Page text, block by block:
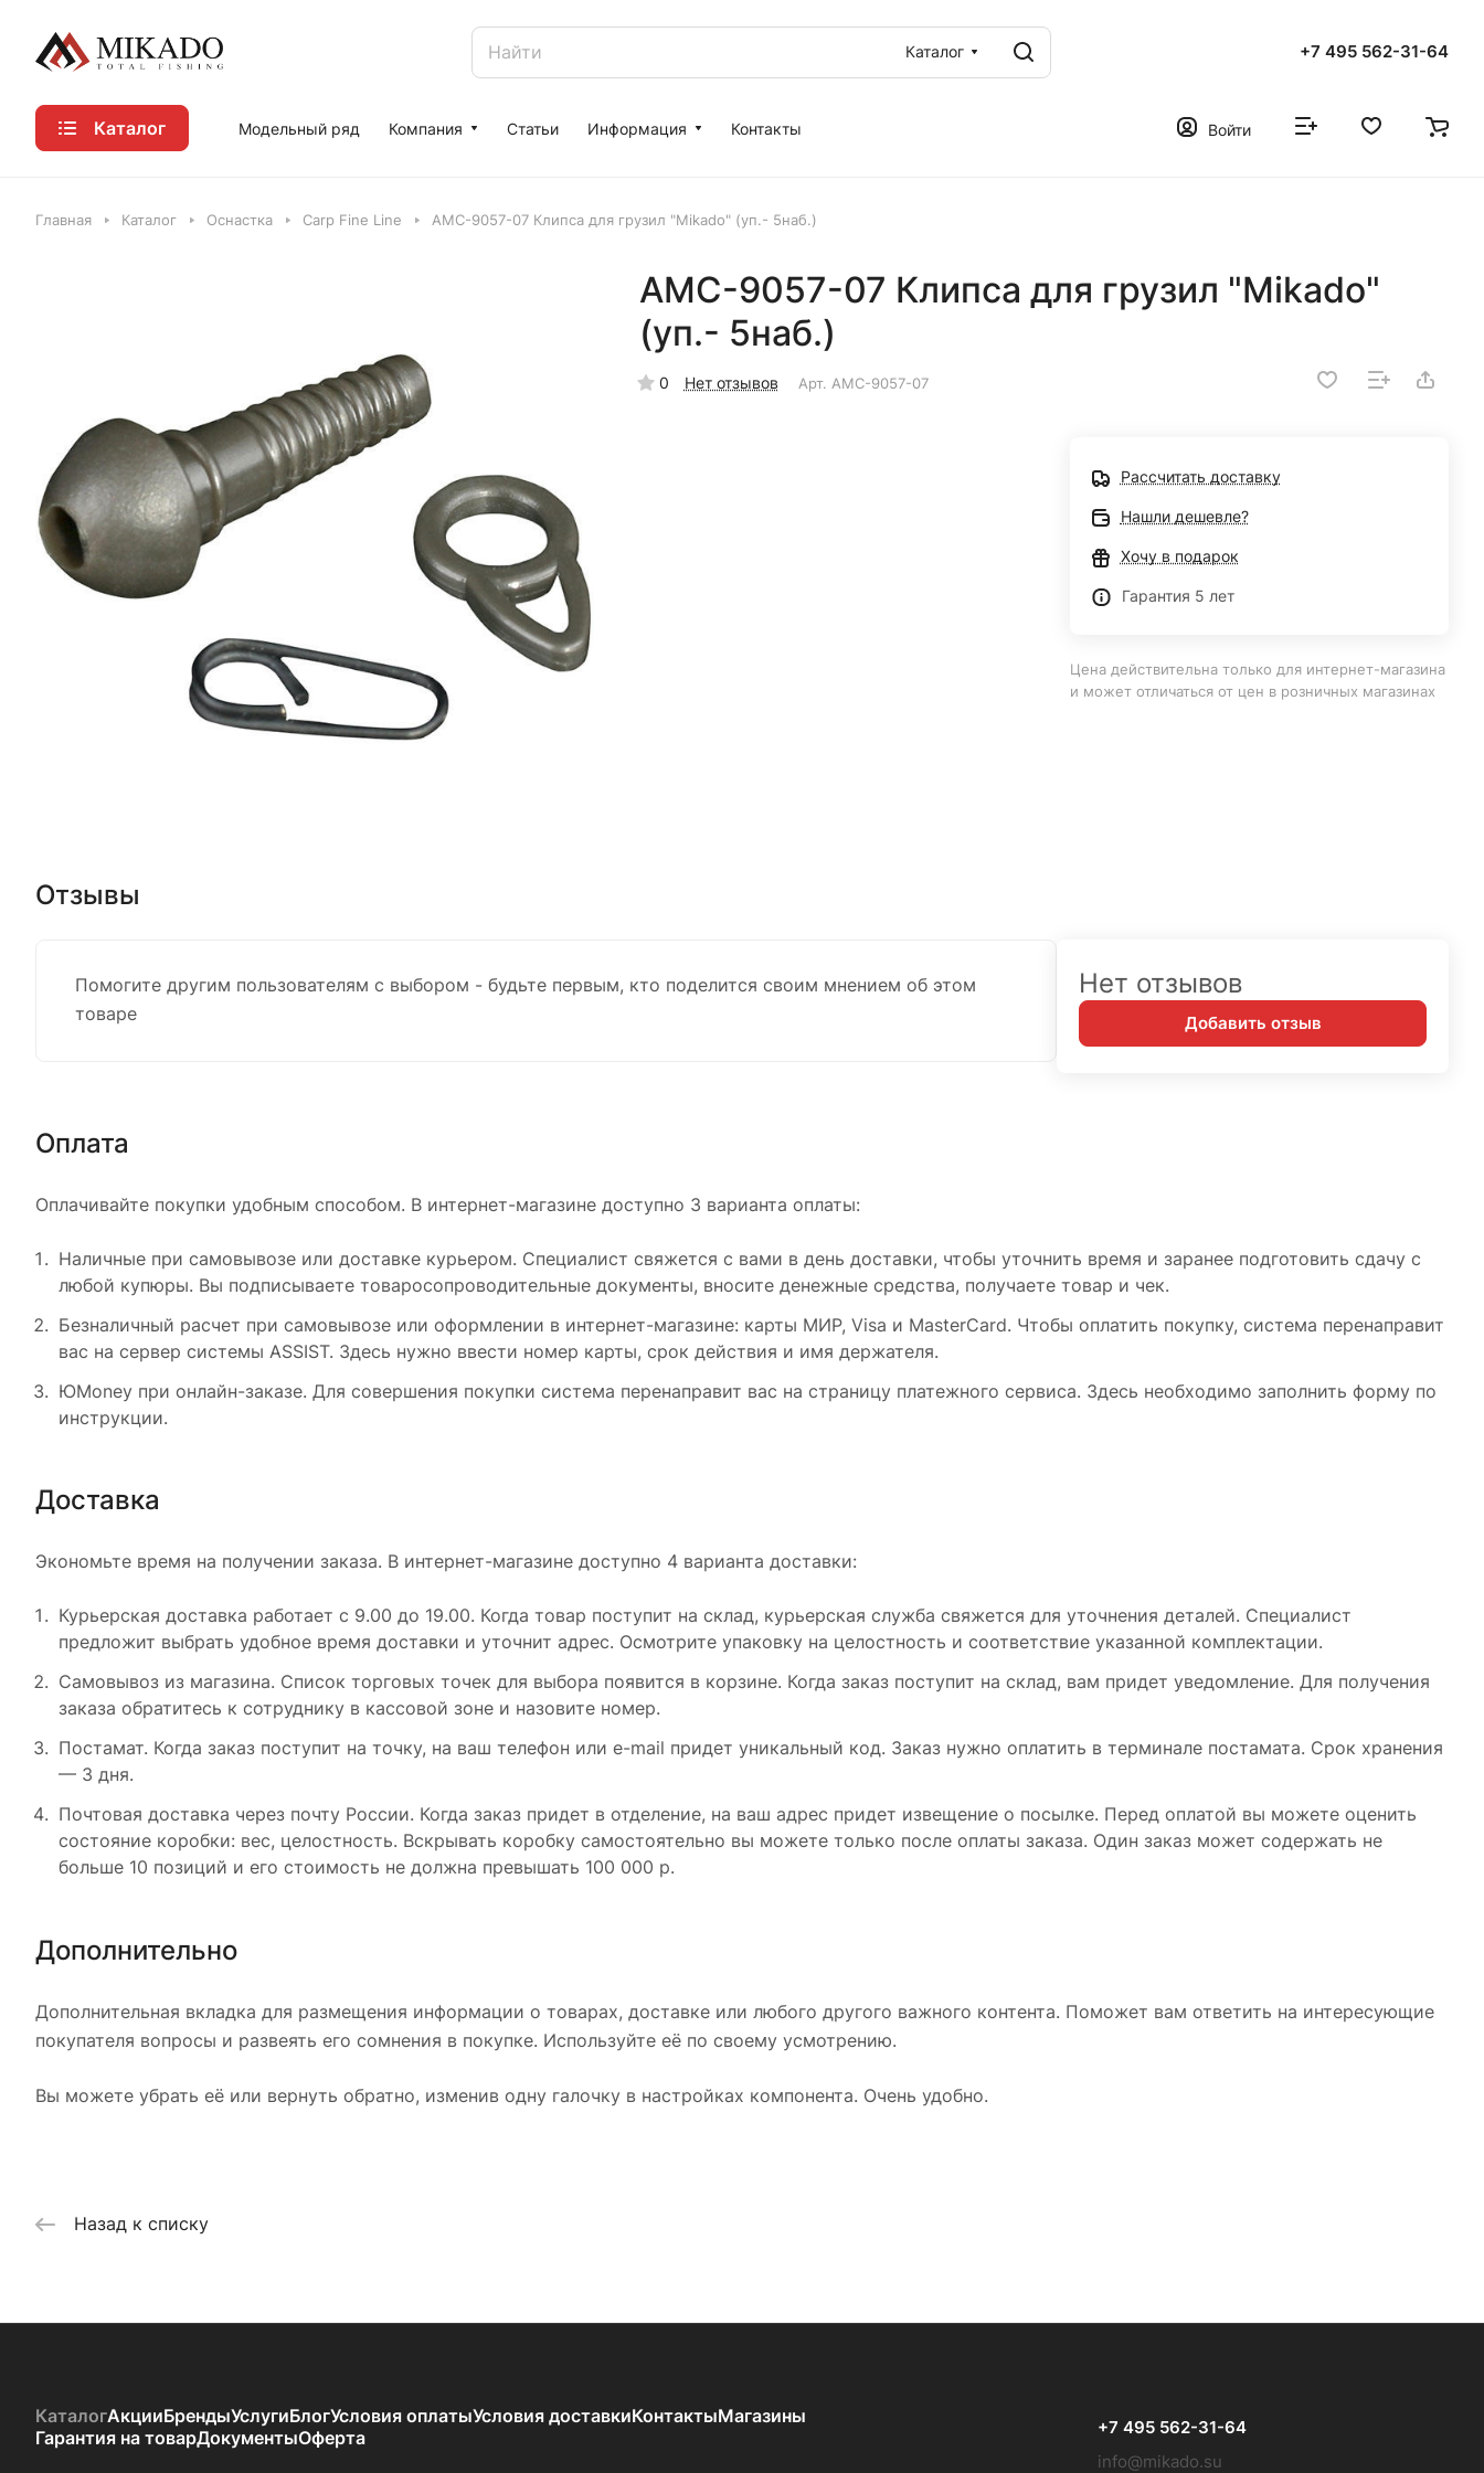
Каталог +7 495 562-31-64
Каталог Модельный ряд Компания Статьи Информация Контакты Войти
Главная Каталог Оснастка Carp Fine Line AMC-9057-07 Клипса для грузил "Mikado" (уп.- 5наб.)
AMC-9057-07 Клипса для грузил "Mikado"
(уп.- 5наб.)
0 Нет отзывов Арт. AMC-9057-07
Рассчитать доставку
Нашли дешевле?
Хочу в подарок
Гарантия 5 лет
Цена действительна только для интернет-магазина
и может отличаться от цен в розничных магазинах
Отзывы
Помогите другим пользователям с выбором - будьте первым, кто поделится своим мнением об этом
товаре
Нет отзывов
Добавить отзыв
Оплата
Оплачивайте покупки удобным способом. В интернет-магазине доступно 3 варианта оплаты:
Наличные при самовывозе или доставке курьером. Специалист свяжется с вами в день доставки, чтобы уточнить время и заранее подготовить сдачу с
любой купюры. Вы подписываете товаросопроводительные документы, вносите денежные средства, получаете товар и чек.
Безналичный расчет при самовывозе или оформлении в интернет-магазине: карты МИР, Visa и MasterCard. Чтобы оплатить покупку, система перенаправит
вас на сервер системы ASSIST. Здесь нужно ввести номер карты, срок действия и имя держателя.
ЮMoney при онлайн-заказе. Для совершения покупки система перенаправит вас на страницу платежного сервиса. Здесь необходимо заполнить форму по
инструкции.
Доставка
Экономьте время на получении заказа. В интернет-магазине доступно 4 варианта доставки:
Курьерская доставка работает с 9.00 до 19.00. Когда товар поступит на склад, курьерская служба свяжется для уточнения деталей. Специалист
предложит выбрать удобное время доставки и уточнит адрес. Осмотрите упаковку на целостность и соответствие указанной комплектации.
Самовывоз из магазина. Список торговых точек для выбора появится в корзине. Когда заказ поступит на склад, вам придет уведомление. Для получения
заказа обратитесь к сотруднику в кассовой зоне и назовите номер.
Постамат. Когда заказ поступит на точку, на ваш телефон или e-mail придет уникальный код. Заказ нужно оплатить в терминале постамата. Срок хранения
— 3 дня.
Почтовая доставка через почту России. Когда заказ придет в отделение, на ваш адрес придет извещение о посылке. Перед оплатой вы можете оценить
состояние коробки: вес, целостность. Вскрывать коробку самостоятельно вы можете только после оплаты заказа. Один заказ может содержать не
больше 10 позиций и его стоимость не должна превышать 100 000 р.
Дополнительно
Дополнительная вкладка для размещения информации о товарах, доставке или любого другого важного контента. Поможет вам ответить на интересующие
покупателя вопросы и развеять его сомнения в покупке. Используйте её по своему усмотрению.
Вы можете убрать её или вернуть обратно, изменив одну галочку в настройках компонента. Очень удобно.
Назад к списку
КаталогАкцииБрендыУслугиБлогУсловия оплатыУсловия доставкиКонтактыМагазины
Гарантия на товарДокументыОферта
+7 495 562-31-64
info@mikado.su